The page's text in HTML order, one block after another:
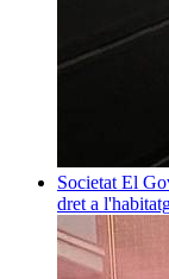
Societat El
dret a